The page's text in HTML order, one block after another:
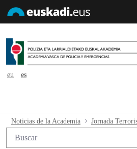
eu
es
Jornada Terrorismo
Noticias de la Academia
Búsqueda web